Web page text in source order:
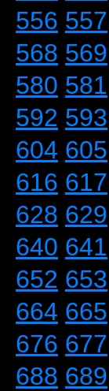
556 557
568 569
580 581
592 593
604 605
616 617
628 629
640 641
652 653
664 665
676 677
688 689